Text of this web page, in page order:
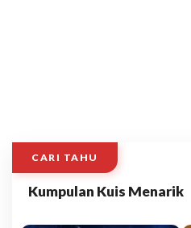
CARI TAHU
Kumpulan Kuis Menarik